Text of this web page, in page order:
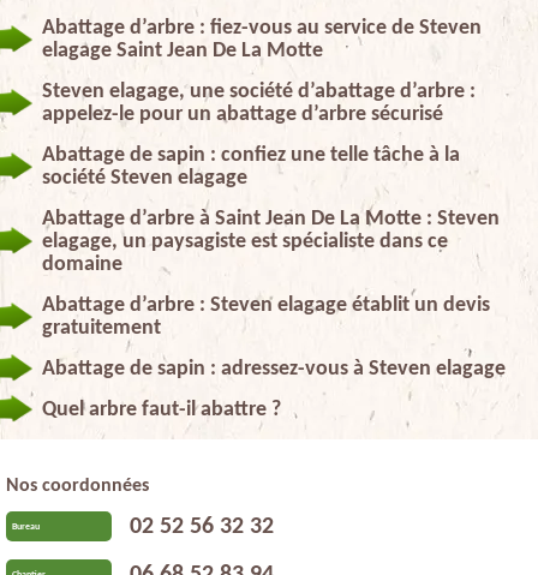
Abattage d’arbre : fiez-vous au service de Steven
elagage Saint Jean De La Motte
Steven elagage, une société d’abattage d’arbre :
appelez-le pour un abattage d’arbre sécurisé
Abattage de sapin : confiez une telle tâche à la
société Steven elagage
Abattage d’arbre à Saint Jean De La Motte : Steven
elagage, un paysagiste est spécialiste dans ce
domaine
Abattage d’arbre : Steven elagage établit un devis
gratuitement
Abattage de sapin : adressez-vous à Steven elagage
Quel arbre faut-il abattre ?
Nos coordonnées
Bureau 02 52 56 32 32